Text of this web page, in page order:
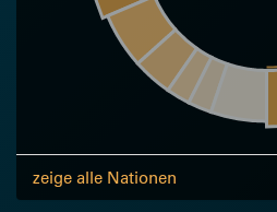
zeige alle Nationen